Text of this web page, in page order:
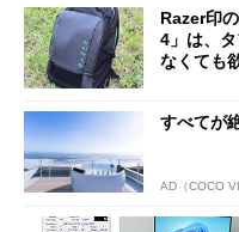
Razer印
4」は、
なくても
すべてが
AD（COCO